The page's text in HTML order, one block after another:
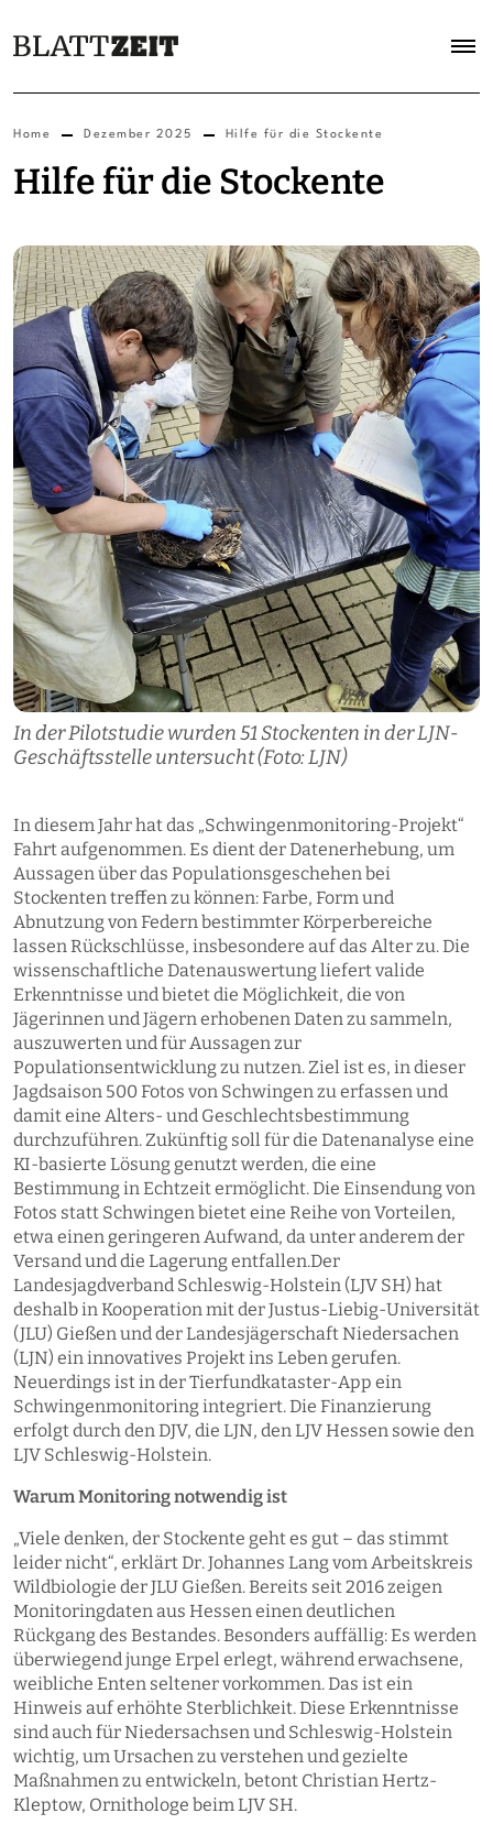
Home Dezember 2025 Hilfe für die Stockente
Hilfe für die Stockente
In der Pilotstudie wurden 51 Stockenten in der LJN-
Geschäftsstelle untersucht (Foto: LJN)
In diesem Jahr hat das „Schwingenmonitoring-Projekt“
Fahrt aufgenommen. Es dient der Datenerhebung, um
Aussagen über das Populationsgeschehen bei
Stockenten treffen zu können: Farbe, Form und
Abnutzung von Federn bestimmter Körperbereiche
lassen Rückschlüsse, insbesondere auf das Alter zu. Die
wissenschaftliche Datenauswertung liefert valide
Erkenntnisse und bietet die Möglichkeit, die von
Jägerinnen und Jägern erhobenen Daten zu sammeln,
auszuwerten und für Aussagen zur
Populationsentwicklung zu nutzen. Ziel ist es, in dieser
Jagdsaison 500 Fotos von Schwingen zu erfassen und
damit eine Alters- und Geschlechtsbestimmung
durchzuführen. Zukünftig soll für die Datenanalyse eine
KI-basierte Lösung genutzt werden, die eine
Bestimmung in Echtzeit ermöglicht. Die Einsendung von
Fotos statt Schwingen bietet eine Reihe von Vorteilen,
etwa einen geringeren Aufwand, da unter anderem der
Versand und die Lagerung entfallen.Der
Landesjagdverband Schleswig-Holstein (LJV SH) hat
deshalb in Kooperation mit der Justus-Liebig-Universität
(JLU) Gießen und der Landesjägerschaft Niedersachen
(LJN) ein innovatives Projekt ins Leben gerufen.
Neuerdings ist in der Tierfundkataster-App ein
Schwingenmonitoring integriert. Die Finanzierung
erfolgt durch den DJV, die LJN, den LJV Hessen sowie den
LJV Schleswig-Holstein.
Warum Monitoring notwendig ist
„Viele denken, der Stockente geht es gut – das stimmt
leider nicht“, erklärt Dr. Johannes Lang vom Arbeitskreis
Wildbiologie der JLU Gießen. Bereits seit 2016 zeigen
Monitoringdaten aus Hessen einen deutlichen
Rückgang des Bestandes. Besonders auffällig: Es werden
überwiegend junge Erpel erlegt, während erwachsene,
weibliche Enten seltener vorkommen. Das ist ein
Hinweis auf erhöhte Sterblichkeit. Diese Erkenntnisse
sind auch für Niedersachsen und Schleswig-Holstein
wichtig, um Ursachen zu verstehen und gezielte
Maßnahmen zu entwickeln, betont Christian Hertz-
Kleptow, Ornithologe beim LJV SH.